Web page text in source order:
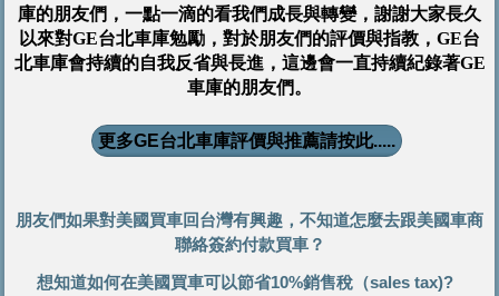
庫的朋友們，一點一滴的看我們成長與轉變，謝謝大家長久
以來對GE台北車庫勉勵，對於朋友們的評價與指教，GE台
北車庫會持續的自我反省與長進，這邊會一直持續紀錄著GE
車庫的朋友們。
更多GE台北車庫評價與推薦請按此.....
朋友們如果對美國買車回台灣有興趣，不知道怎麼去跟美國車商
聯絡簽約付款買車？
想知道如何在美國買車可以節省10%銷售稅（sales tax)?